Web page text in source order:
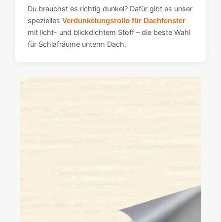
Du brauchst es richtig dunkel? Dafür gibt es unser
spezielles Verdunkelungsrollo für Dachfenster
mit licht- und blickdichtem Stoff – die beste Wahl
für Schlafräume unterm Dach.